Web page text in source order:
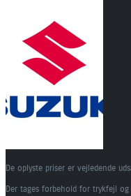
De oplyste priser er vejledende
Der tages forbehold for trykfejl